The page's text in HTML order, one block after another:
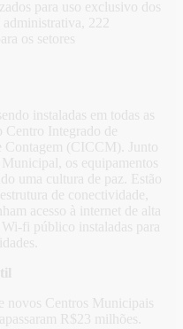
para uso exclusivo dos
administrativa, 222
os setores
instaladas em todas as
Centro Integrado de
Contagem (CICCM). Junto
os equipamentos
uma cultura de paz. Estão
de conectividade,
acesso à internet de alta
fi público instaladas para
novos Centros Municipais
R$23 milhões.